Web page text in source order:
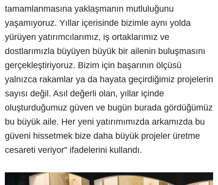
tamamlanmasına yaklaşmanın mutluluğunu
yaşamıyoruz. Yıllar içerisinde bizimle aynı yolda
yürüyen yatırımcılarımız, iş ortaklarımız ve
dostlarımızla büyüyen büyük bir ailenin buluşmasını
gerçekleştiriyoruz. Bizim için başarının ölçüsü
yalnızca rakamlar ya da hayata geçirdiğimiz projelerin
sayısı değil. Asıl değerli olan, yıllar içinde
oluşturduğumuz güven ve bugün burada gördüğümüz
bu büyük aile. Her yeni yatırımımızda arkamızda bu
güveni hissetmek bize daha büyük projeler üretme
cesareti veriyor” ifadelerini kullandı.